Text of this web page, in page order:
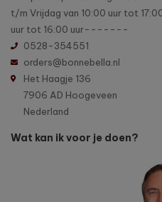
t/m Vrijdag van 10:00 uur tot
uur tot 16:00 uur-------
0528-354551
orders@bonnebella.nl
Het Haagje 136
7906 AD Hoogeveen
Nederland
Wat kan ik voor je doen?